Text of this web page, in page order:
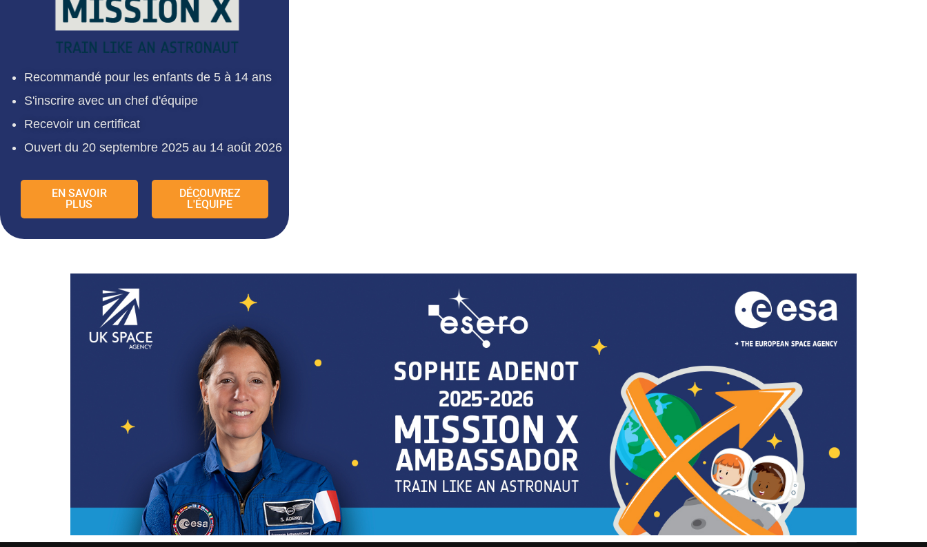
Recommandé pour les enfants de 5 à 14 ans
S'inscrire avec un chef d'équipe
Recevoir un certificat
Ouvert du 20 septembre 2025 au 14 août 2026
EN SAVOIR
PLUS
DÉCOUVREZ
L'ÉQUIPE